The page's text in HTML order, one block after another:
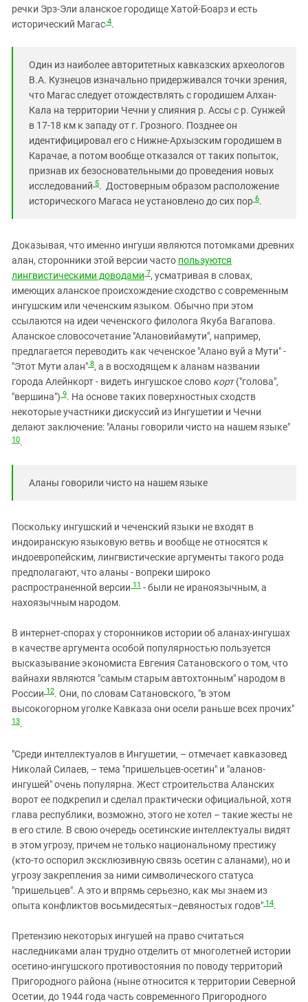
речки Эрз-Эли аланское городище Хатой-Боарз и есть
исторический Магас 4.
Один из наиболее авторитетных кавказских археологов
В.А. Кузнецов изначально придерживался точки зрения,
что Магас следует отождествлять с городишем Алхан-
Кала на территории Чечни у слияния р. Ассы с р. Сунжей
в 17-18 км к западу от г. Грозного. Позднее он
идентифицировал его с Нижне-Архызским городишем в
Карачае, а потом вообще отказался от таких попыток,
признав их безосновательными до проведения новых
исследований 5. Достоверным образом расположение
исторического Магаса не установлено до сих пор 6.
Доказывая, что именно ингуши являются потомками древних
алан, сторонники этой версии часто пользуются
лингвистическими доводами 7, усматривая в словах,
имеющих аланское происхождение сходство с современным
ингушским или чеченским языком. Обычно при этом
ссылаются на идеи чеченского филолога Якуба Вагапова.
Аланское словосочетание "Алановийамути", например,
предлагается переводить как чеченское "Алано вуй а Мути" -
"Этот Мути алан" 8, а в восходящем к аланам названии
города Алейнкорт - видеть ингушское слово корт("голова",
"вершина") 9. На основе таких поверхностных сходств
некоторые участники дискуссий из Ингушетии и Чечни
делают заключение: "Аланы говорили чисто на нашем языке"
10.
Аланы говорили чисто на нашем языке
Поскольку ингушский и чеченский языки не входят в
индоиранскую языковую ветвь и вообще не относятся к
индоевропейским, лингвистические аргументы такого рода
предполагают, что аланы - вопреки широко
распространенной версии 11 - были не ираноязычным, а
нахоязычным народом.
В интернет-спорах у сторонников истории об аланах-ингушах
в качестве аргумента особой популярностью пользуется
высказывание экономиста Евгения Сатановского о том, что
вайнахи являются "самым старым автохтонным" народом в
России 12. Они, по словам Сатановского, "в этом
высокогорном уголке Кавказа они осели раньше всех прочих"
13.
"Среди интеллектуалов в Ингушетии, – отмечает кавказовед
Николай Силаев, – тема "пришельцев-осетин" и "аланов-
ингушей" очень популярна. Жест строительства Аланских
ворот ее подкрепил и сделал практически официальной, хотя
глава республики, возможно, этого не хотел – такие жесты не
в его стиле. В свою очередь осетинские интеллектуалы видят
в этом угрозу, причем не только национальному престижу
(кто-то оспорил эксклюзивную связь осетин с аланами), но и
угрозу закрепления за ними символического статуса
"пришельцев". А это и впрямь серьезно, как мы знаем из
опыта конфликтов восьмидесятых–девяностых годов" 14.
Претензию некоторых ингушей на право считаться
наследниками алан трудно отделить от многолетней истории
осетино-ингушского противостояния по поводу территорий
Пригородного района (ныне относится к территории Северной
Осетии, до 1944 года часть современного Пригородного